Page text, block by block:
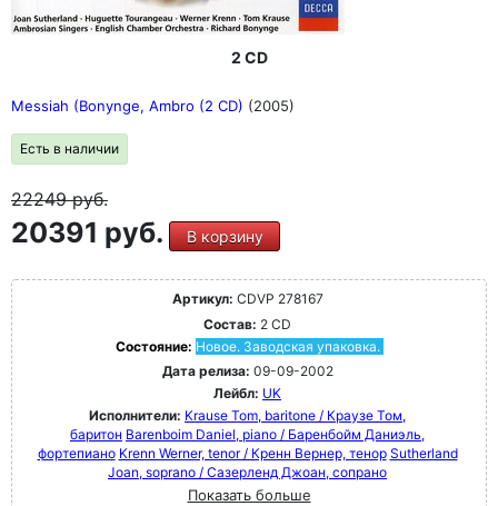
2 CD
Messiah (Bonynge, Ambro (2 CD) (2005)
Есть в наличии
22249руб.
20391 руб. В корзину
Артикул: CDVP 278167
Состав: 2 CD
Состояние: Новое. Заводская упаковка.
Дата релиза: 09-09-2002
Лейбл: UK
Исполнители: Krause Tom, baritone / Краузе Том,
баритон Barenboim Daniel, piano / Баренбойм Даниэль,
фортепиано Krenn Werner, tenor / Кренн Вернер, тенор Sutherland
Joan, soprano / Сазерленд Джоан, сопрано
Показать больше